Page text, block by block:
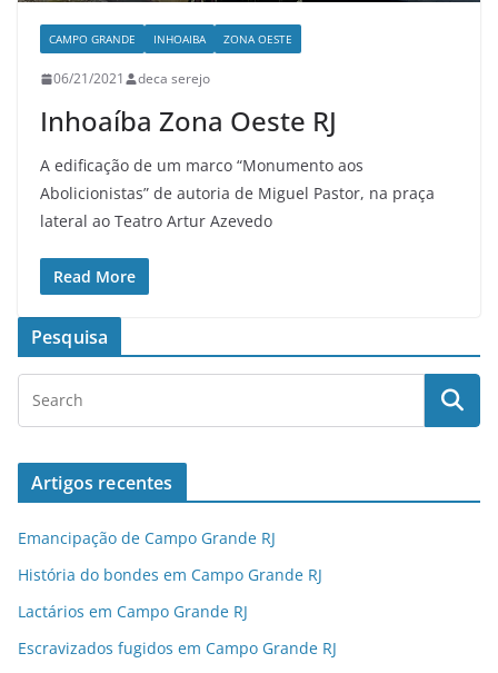
CAMPO GRANDE INHOAIBA ZONA OESTE
06/21/2021 deca serejo
Inhoaíba Zona Oeste RJ
A edificação de um marco “Monumento aos
Abolicionistas” de autoria de Miguel Pastor, na praça
lateral ao Teatro Artur Azevedo
Read More
Pesquisa
Artigos recentes
Emancipação de Campo Grande RJ
História do bondes em Campo Grande RJ
Lactários em Campo Grande RJ
Escravizados fugidos em Campo Grande RJ